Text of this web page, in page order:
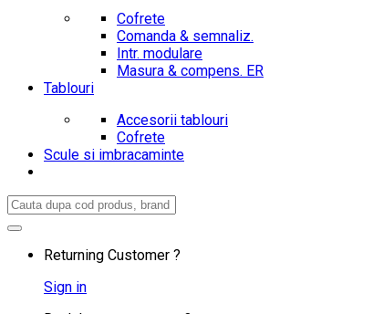
Cofrete
Comanda & semnaliz.
Intr. modulare
Masura & compens. ER
Tablouri
Accesorii tablouri
Cofrete
Scule si imbracaminte
Search
for:
Returning Customer ?
Sign in